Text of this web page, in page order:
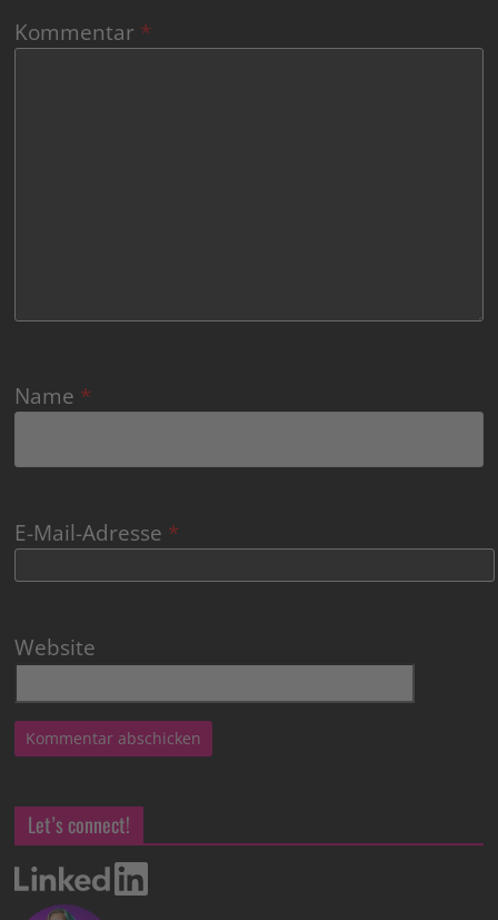
Kommentar *
Name *
E-Mail-Adresse *
Website
Let’s connect!